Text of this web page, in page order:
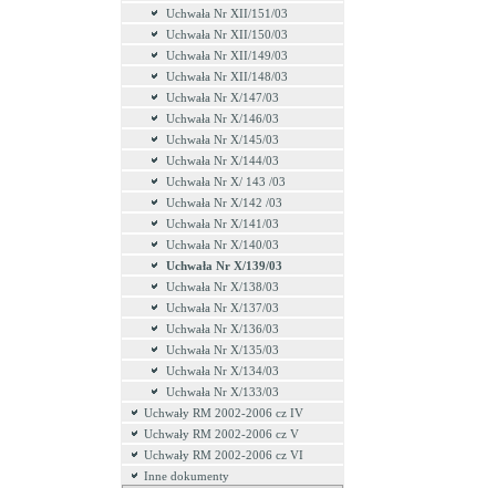
Uchwała Nr XII/151/03
Uchwała Nr XII/150/03
Uchwała Nr XII/149/03
Uchwała Nr XII/148/03
Uchwała Nr X/147/03
Uchwała Nr X/146/03
Uchwała Nr X/145/03
Uchwała Nr X/144/03
Uchwała Nr X/ 143 /03
Uchwała Nr X/142 /03
Uchwała Nr X/141/03
Uchwała Nr X/140/03
Uchwała Nr X/139/03
Uchwała Nr X/138/03
Uchwała Nr X/137/03
Uchwała Nr X/136/03
Uchwała Nr X/135/03
Uchwała Nr X/134/03
Uchwała Nr X/133/03
Uchwały RM 2002-2006 cz IV
Uchwały RM 2002-2006 cz V
Uchwały RM 2002-2006 cz VI
Inne dokumenty